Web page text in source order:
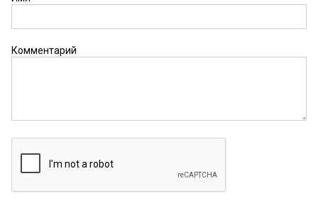
Комментарий